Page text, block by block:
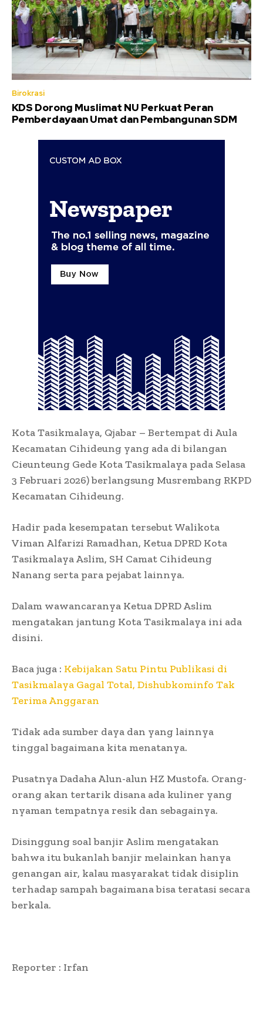
Birokrasi
KDS Dorong Muslimat NU Perkuat Peran
Pemberdayaan Umat dan Pembangunan SDM
Kota Tasikmalaya, Qjabar – Bertempat di Aula
Kecamatan Cihideung yang ada di bilangan
Cieunteung Gede Kota Tasikmalaya pada Selasa
3 Februari 2026) berlangsung Musrembang RKPD
Kecamatan Cihideung.
Hadir pada kesempatan tersebut Walikota
Viman Alfarizi Ramadhan, Ketua DPRD Kota
Tasikmalaya Aslim, SH Camat Cihideung
Nanang serta para pejabat lainnya.
Dalam wawancaranya Ketua DPRD Aslim
mengatakan jantung Kota Tasikmalaya ini ada
disini.
Baca juga : Kebijakan Satu Pintu Publikasi di
Tasikmalaya Gagal Total, Dishubkominfo Tak
Terima Anggaran
Tidak ada sumber daya dan yang lainnya
tinggal bagaimana kita menatanya.
Pusatnya Dadaha Alun-alun HZ Mustofa. Orang-
orang akan tertarik disana ada kuliner yang
nyaman tempatnya resik dan sebagainya.
Disinggung soal banjir Aslim mengatakan
bahwa itu bukanlah banjir melainkan hanya
genangan air, kalau masyarakat tidak disiplin
terhadap sampah bagaimana bisa teratasi secara
berkala.
Reporter : Irfan